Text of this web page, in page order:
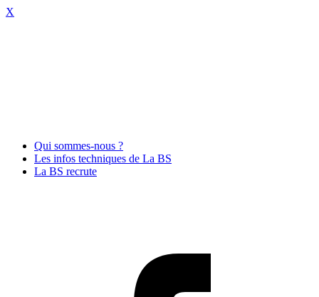
X
Qui sommes-nous ?
Les infos techniques de La BS
La BS recrute